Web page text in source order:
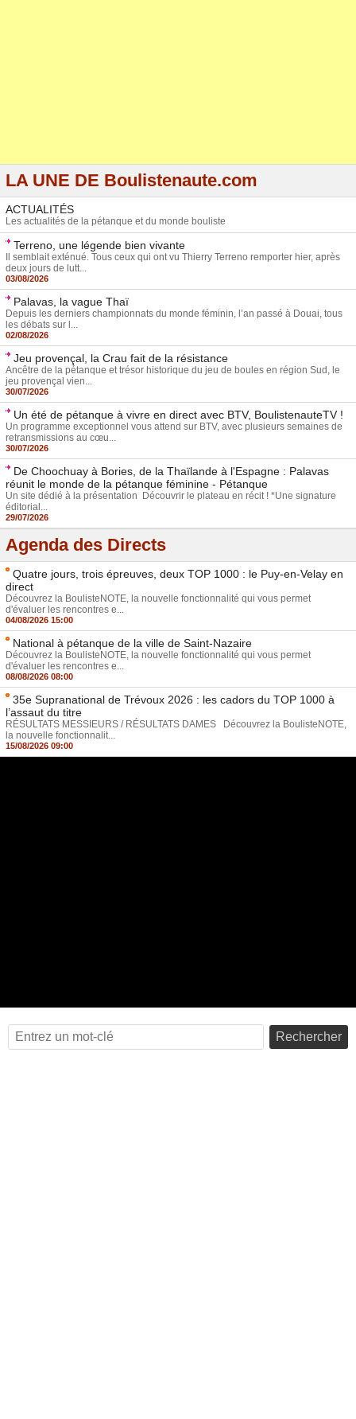
LA UNE DE Boulistenaute.com
ACTUALITÉS
Les actualités de la pétanque et du monde bouliste
Terreno, une légende bien vivante
Il semblait exténué. Tous ceux qui ont vu Thierry Terreno remporter hier, après
deux jours de lutt...
03/08/2026
Palavas, la vague Thaï
Depuis les derniers championnats du monde féminin, l’an passé à Douai, tous
les débats sur l...
02/08/2026
Jeu provençal, la Crau fait de la résistance
Ancêtre de la pétanque et trésor historique du jeu de boules en région Sud, le
jeu provençal vien...
30/07/2026
Un été de pétanque à vivre en direct avec BTV, BoulistenauteTV !
Un programme exceptionnel vous attend sur BTV, avec plusieurs semaines de
retransmissions au cœu...
30/07/2026
De Choochuay à Bories, de la Thaïlande à l'Espagne : Palavas
réunit le monde de la pétanque féminine - Pétanque
Un site dédié à la présentation Découvrir le plateau en récit ! *Une signature
éditorial...
29/07/2026
Agenda des Directs
Quatre jours, trois épreuves, deux TOP 1000 : le Puy-en-Velay en
direct
Découvrez la BoulisteNOTE, la nouvelle fonctionnalité qui vous permet
d'évaluer les rencontres e...
04/08/2026 15:00
National à pétanque de la ville de Saint-Nazaire
Découvrez la BoulisteNOTE, la nouvelle fonctionnalité qui vous permet
d'évaluer les rencontres e...
08/08/2026 08:00
35e Supranational de Trévoux 2026 : les cadors du TOP 1000 à
l’assaut du titre
RÉSULTATS MESSIEURS / RÉSULTATS DAMES Découvrez la BoulisteNOTE,
la nouvelle fonctionnalit...
15/08/2026 09:00
Rechercher